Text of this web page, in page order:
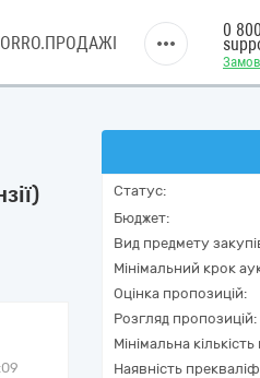
0
Статус:
Бюджет:
Вид предмету
Мінімальний крок
Оцінка пропозицій:
Розгляд пропозицій:
Мінімальна
Наявність